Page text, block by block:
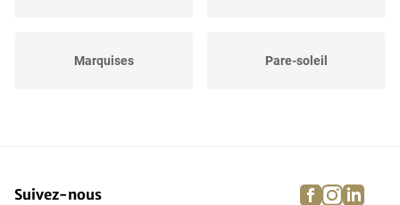
Marquises Pare-soleil
Suivez-nous facebook